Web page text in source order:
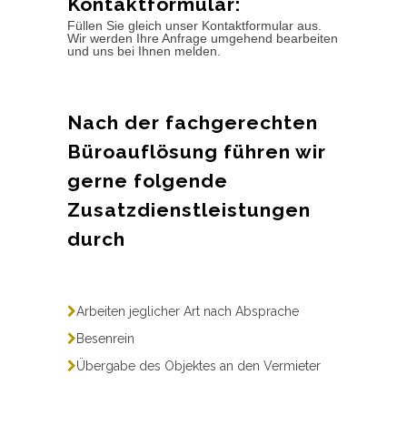
Füllen Sie gleich unser Kontaktformular aus.
Wir werden Ihre Anfrage umgehend bearbeiten
und uns bei Ihnen melden.
Nach der fachgerechten
Büroauflösung führen wir
gerne folgende
Zusatzdienstleistungen
durch
Arbeiten jeglicher Art nach Absprache
Besenrein
Übergabe des Objektes an den Vermieter